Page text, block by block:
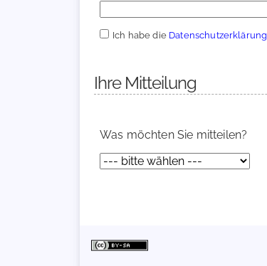
Ich habe die Datenschutzerklärung
Ihre Mitteilung
Was möchten Sie mitteilen?